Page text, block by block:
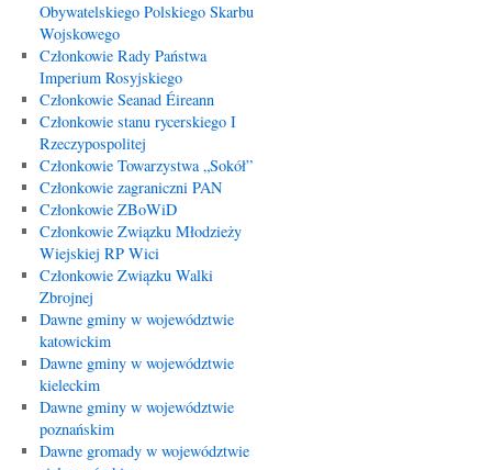
Obywatelskiego Polskiego Skarbu
Wojskowego
Członkowie Rady Państwa
Imperium Rosyjskiego
Członkowie Seanad Éireann
Członkowie stanu rycerskiego I
Rzeczypospolitej
Członkowie Towarzystwa „Sokół”
Członkowie zagraniczni PAN
Członkowie ZBoWiD
Członkowie Związku Młodzieży
Wiejskiej RP Wici
Członkowie Związku Walki
Zbrojnej
Dawne gminy w województwie
katowickim
Dawne gminy w województwie
kieleckim
Dawne gminy w województwie
poznańskim
Dawne gromady w województwie